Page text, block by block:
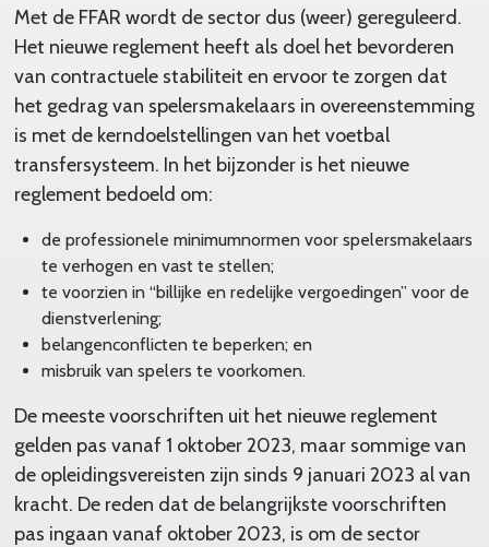
Met de FFAR wordt de sector dus (weer) gereguleerd.
Het nieuwe reglement heeft als doel het bevorderen
van contractuele stabiliteit en ervoor te zorgen dat
het gedrag van spelersmakelaars in overeenstemming
is met de kerndoelstellingen van het voetbal
transfersysteem. In het bijzonder is het nieuwe
reglement bedoeld om:
de professionele minimumnormen voor spelersmakelaars
te verhogen en vast te stellen;
te voorzien in “billijke en redelijke vergoedingen” voor de
dienstverlening;
belangenconflicten te beperken; en
misbruik van spelers te voorkomen.
De meeste voorschriften uit het nieuwe reglement
gelden pas vanaf 1 oktober 2023, maar sommige van
de opleidingsvereisten zijn sinds 9 januari 2023 al van
kracht. De reden dat de belangrijkste voorschriften
pas ingaan vanaf oktober 2023, is om de sector